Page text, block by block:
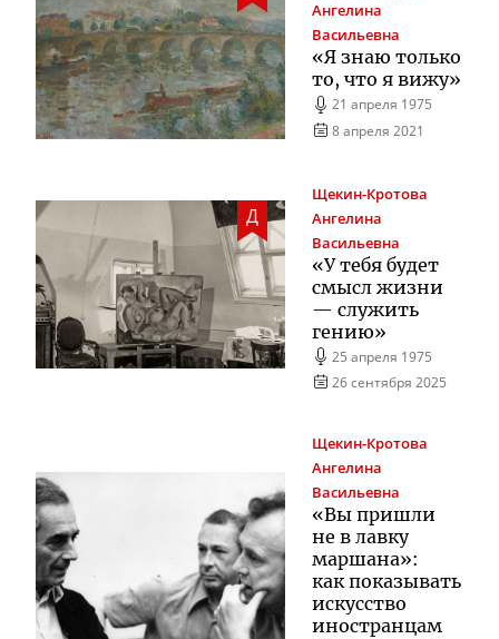
Ангелина
Васильевна
«Я знаю только
то, что я вижу»
21 апреля 1975
8 апреля 2021
Д
Щекин-Кротова
Ангелина
Васильевна
«У тебя будет
смысл жизни
— служить
гению»
25 апреля 1975
26 сентября 2025
Щекин-Кротова
Ангелина
Васильевна
«Вы пришли
не в лавку
маршана»:
как показывать
искусство
иностранцам